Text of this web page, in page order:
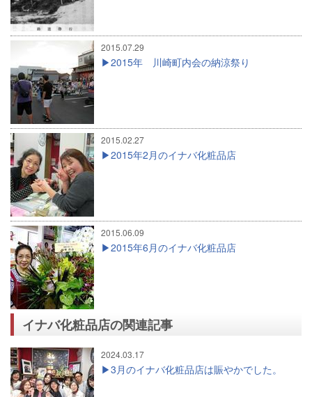
2015.07.29
2015年 川崎町内会の納涼祭り
2015.02.27
2015年2月のイナバ化粧品店
2015.06.09
2015年6月のイナバ化粧品店
イナバ化粧品店の関連記事
2024.03.17
3月のイナバ化粧品店は賑やかでした。